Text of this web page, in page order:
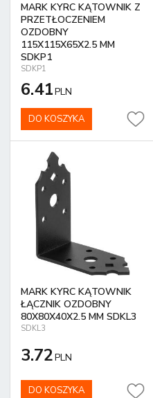
MARK KYRC KĄTOWNIK Z
PRZETŁOCZENIEM
OZDOBNY
115X115X65X2.5 MM
SDKP1
SDKP1
6.41PLN
DO KOSZYKA
MARK KYRC KĄTOWNIK
ŁĄCZNIK OZDOBNY
80X80X40X2.5 MM SDKL3
SDKL3
3.72PLN
DO KOSZYKA